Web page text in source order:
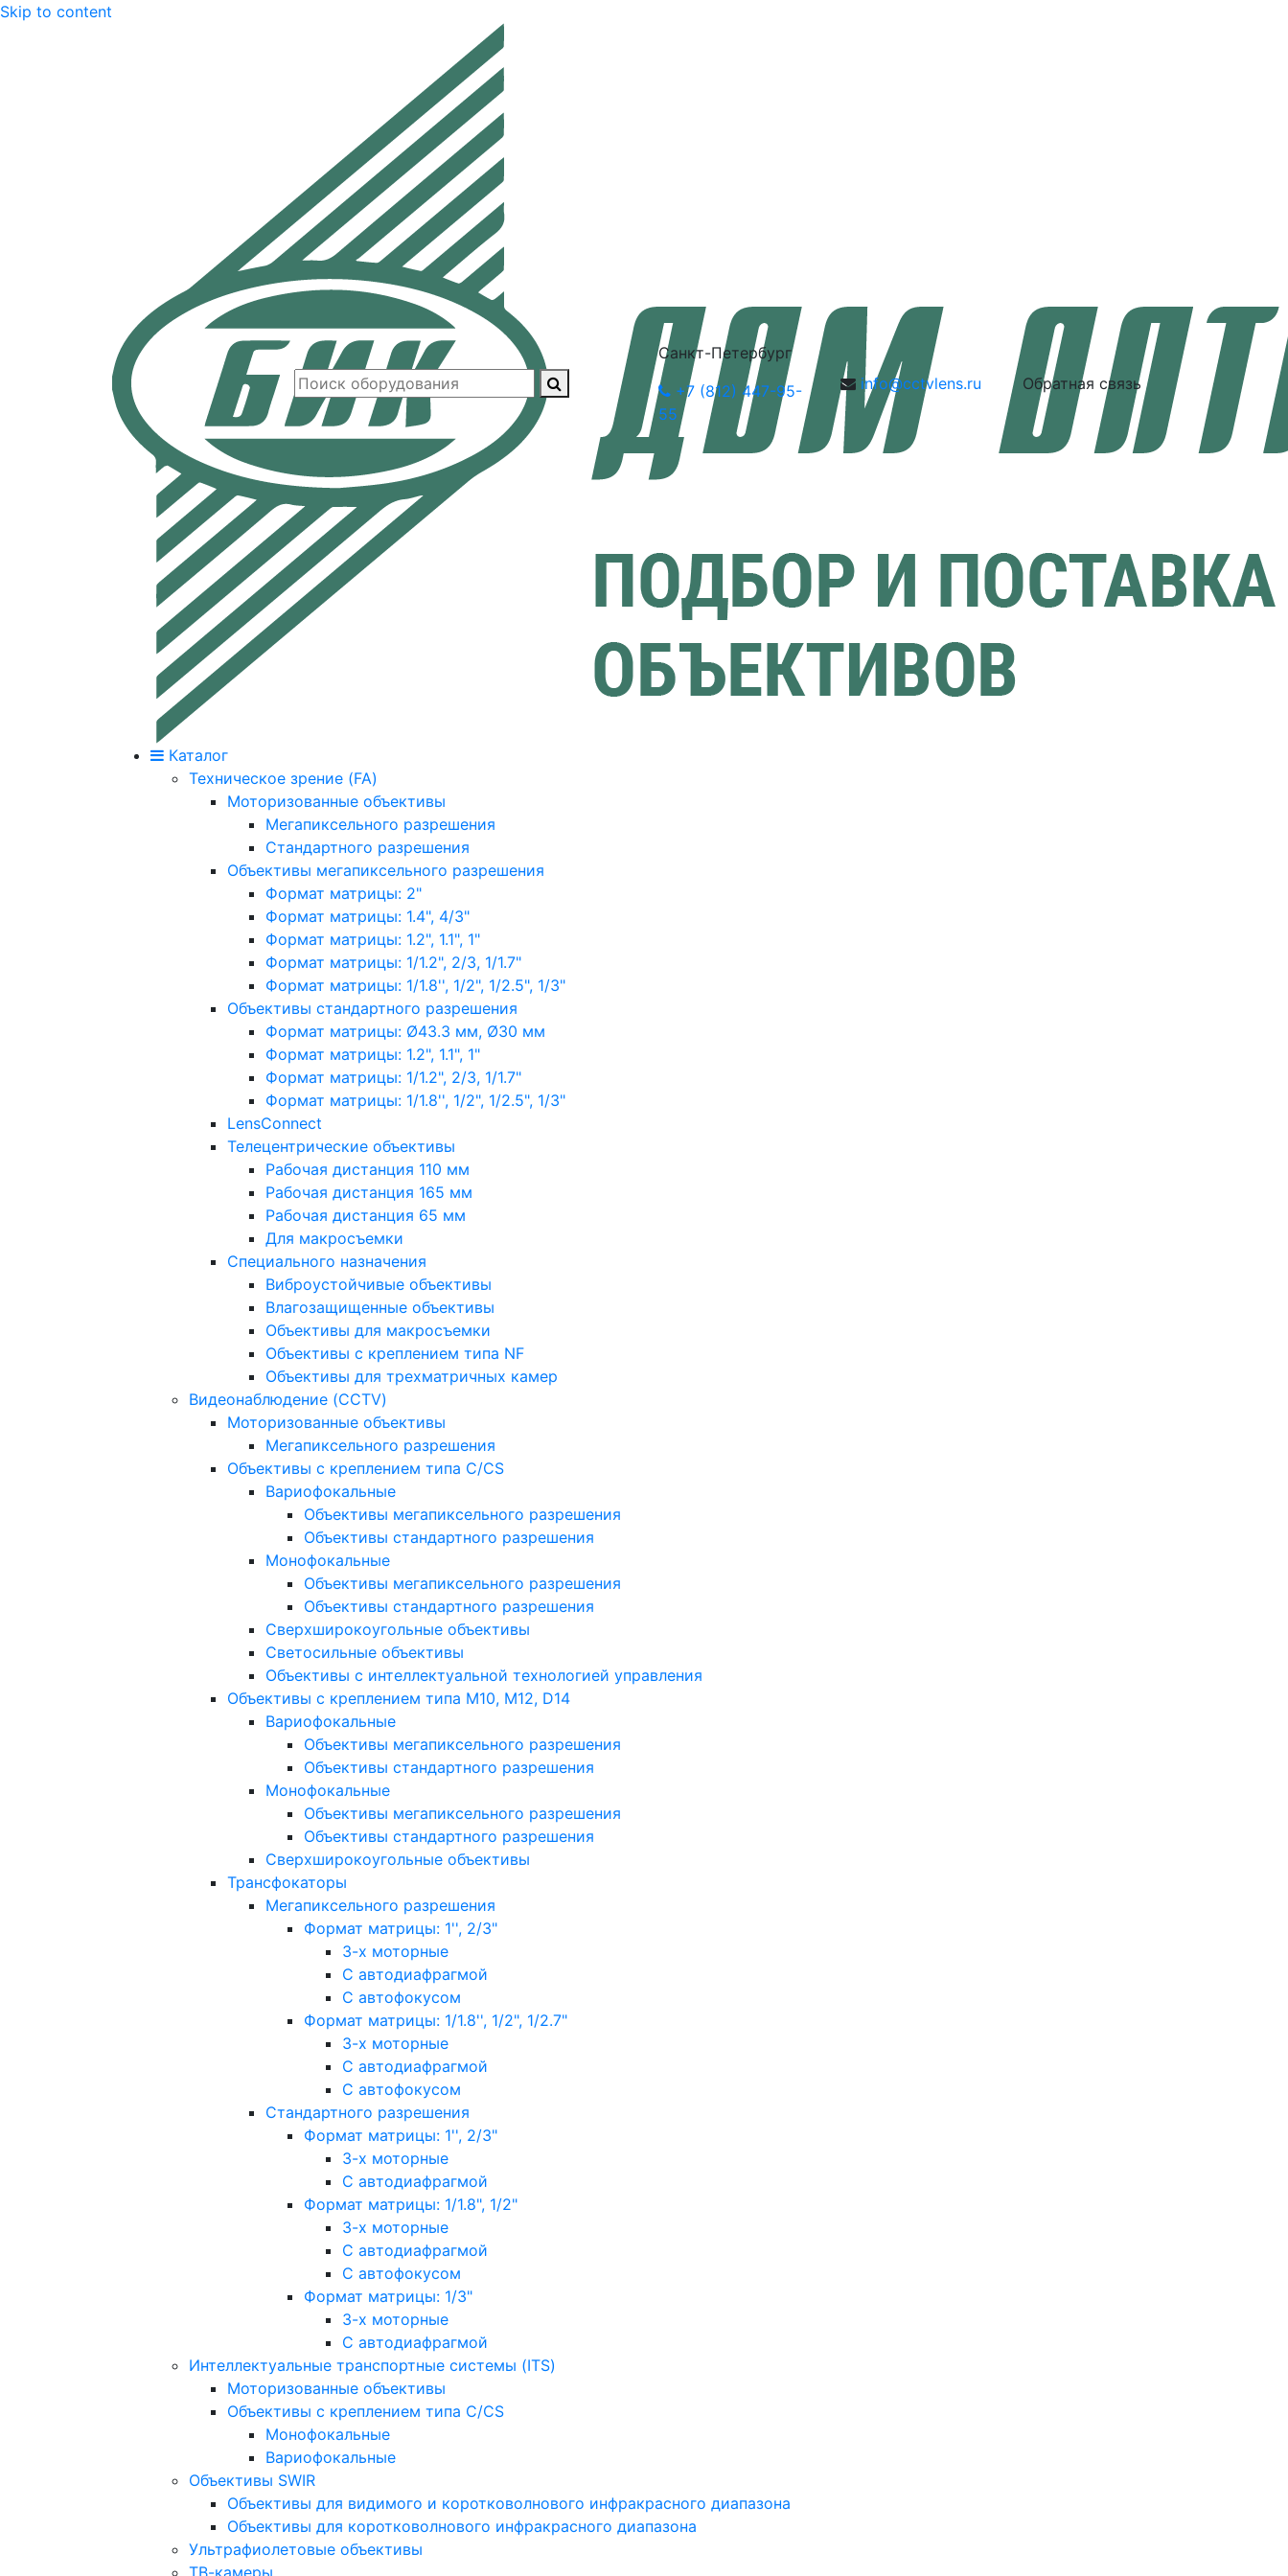
Skip to content
Санкт-Петербург
+7 (812) 447-95-
55
info@cctvlens.ru Обратная связь
Каталог
Техническое зрение (FA)
Моторизованные объективы
Мегапиксельного разрешения
Стандартного разрешения
Объективы мегапиксельного разрешения
Формат матрицы: 2"
Формат матрицы: 1.4", 4/3"
Формат матрицы: 1.2", 1.1", 1"
Формат матрицы: 1/1.2", 2/3, 1/1.7"
Формат матрицы: 1/1.8'', 1/2", 1/2.5", 1/3"
Объективы стандартного разрешения
Формат матрицы: Ø43.3 мм, Ø30 мм
Формат матрицы: 1.2", 1.1", 1"
Формат матрицы: 1/1.2", 2/3, 1/1.7"
Формат матрицы: 1/1.8'', 1/2", 1/2.5", 1/3"
LensConnect
Телецентрические объективы
Рабочая дистанция 110 мм
Рабочая дистанция 165 мм
Рабочая дистанция 65 мм
Для макросъемки
Специального назначения
Виброустойчивые объективы
Влагозащищенные объективы
Объективы для макросъемки
Объективы с креплением типа NF
Объективы для трехматричных камер
Видеонаблюдение (CCTV)
Моторизованные объективы
Мегапиксельного разрешения
Объективы с креплением типа C/CS
Вариофокальные
Объективы мегапиксельного разрешения
Объективы стандартного разрешения
Монофокальные
Объективы мегапиксельного разрешения
Объективы стандартного разрешения
Сверхширокоугольные объективы
Светосильные объективы
Объективы с интеллектуальной технологией управления
Объективы с креплением типа M10, M12, D14
Вариофокальные
Объективы мегапиксельного разрешения
Объективы стандартного разрешения
Монофокальные
Объективы мегапиксельного разрешения
Объективы стандартного разрешения
Сверхширокоугольные объективы
Трансфокаторы
Мегапиксельного разрешения
Формат матрицы: 1'', 2/3"
3-х моторные
С автодиафрагмой
С автофокусом
Формат матрицы: 1/1.8'', 1/2", 1/2.7"
3-х моторные
С автодиафрагмой
С автофокусом
Стандартного разрешения
Формат матрицы: 1'', 2/3"
3-х моторные
С автодиафрагмой
Формат матрицы: 1/1.8", 1/2"
3-х моторные
С автодиафрагмой
С автофокусом
Формат матрицы: 1/3"
3-х моторные
С автодиафрагмой
Интеллектуальные транспортные системы (ITS)
Моторизованные объективы
Объективы с креплением типа C/CS
Монофокальные
Вариофокальные
Объективы SWIR
Объективы для видимого и коротковолнового инфракрасного диапазона
Объективы для коротковолнового инфракрасного диапазона
Ультрафиолетовые объективы
ТВ-камеры